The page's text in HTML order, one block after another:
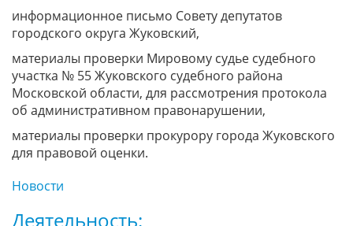
информационное письмо Совету депутатов
городского округа Жуковский,
материалы проверки Мировому судье судебного
участка № 55 Жуковского судебного района
Московской области, для рассмотрения протокола
об административном правонарушении,
материалы проверки прокурору города Жуковского
для правовой оценки.
Новости
Деятельность: